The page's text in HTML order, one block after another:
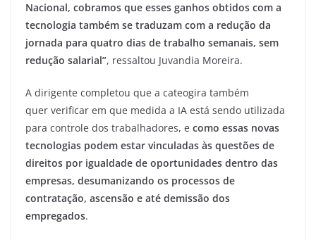
Nacional, cobramos que esses ganhos obtidos com a
tecnologia também se traduzam com a redução da
jornada para quatro dias de trabalho semanais, sem
redução salarial”, ressaltou Juvandia Moreira.
A dirigente completou que a cateogira também
quer verificar em que medida a IA está sendo utilizada
para controle dos trabalhadores, e como essas novas
tecnologias podem estar vinculadas às questões de
direitos por igualdade de oportunidades dentro das
empresas, desumanizando os processos de
contratação, ascensão e até demissão dos
empregados.